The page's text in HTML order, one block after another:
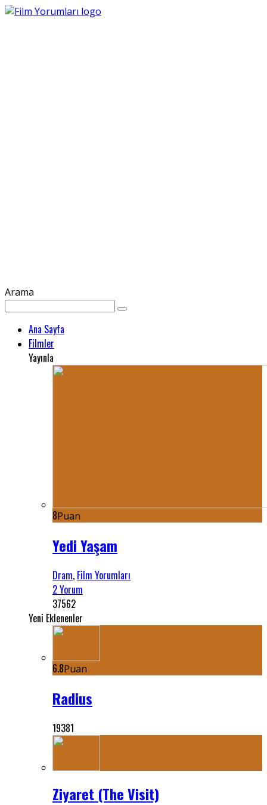
Arama
Ana Sayfa
Filmler
Yayınla
8Puan
Yedi Yaşam
Dram, Film Yorumları
2 Yorum
37562
Yeni Eklenenler
6.8Puan
Radius
19381
Ziyaret (The Visit)